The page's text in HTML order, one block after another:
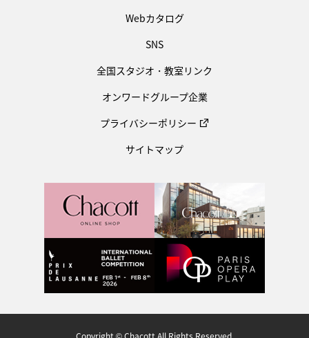
Webカタログ
SNS
全国スタジオ・教室リンク
オンワードグループ企業
プライバシーポリシー
サイトマップ